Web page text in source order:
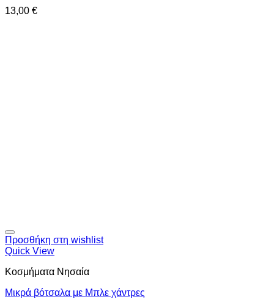
13,00 €
Προσθήκη στη wishlist
Quick View
Κοσμήματα Νησαία
Μικρά βότσαλα με Μπλε χάντρες